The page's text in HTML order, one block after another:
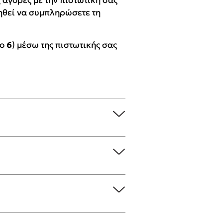
σε
pizza
Κάνε το
σου!
να συμπληρώσετε τη
6) μέσω της πιστωτικής σας